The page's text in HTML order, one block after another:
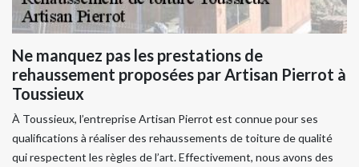
Ne manquez pas les prestations de
rehaussement proposées par Artisan Pierrot à
Toussieux
À Toussieux, l’entreprise Artisan Pierrot est connue pour ses
qualifications à réaliser des rehaussements de toiture de qualité
qui respectent les règles de l’art. Effectivement, nous avons des